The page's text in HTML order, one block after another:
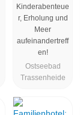
Kinderabenteue
r, Erholung und
Meer
aufeinandertreff
en!
Ostseebad
Trassenheide